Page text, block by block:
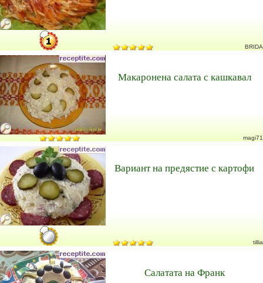
BRIDA
Макаронена салата с кашкавал
magi71
Вариант на предястие с картофи
tillia
Салатата на Франк